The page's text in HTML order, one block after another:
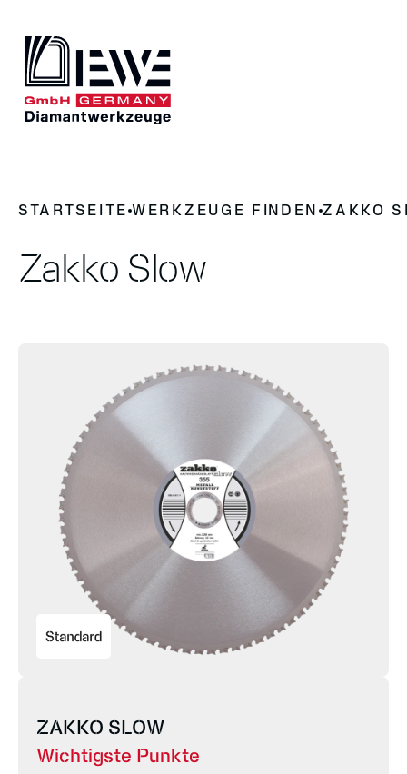
Geschichte
Kontakt
Werkzeuge finden
Werkzeuge
Trennen
Schleifen
UNSER VERSPRECHEN
Klassifizierung
Testzentrum
Premiumqualität
Nachhaltigkeitsbericht
Medien
Händler werden
STARTSEITE WERKZEUGE FINDEN ZAKKO
Zakko Slow
ZAKKO SLOW
Wichtigste Punkte